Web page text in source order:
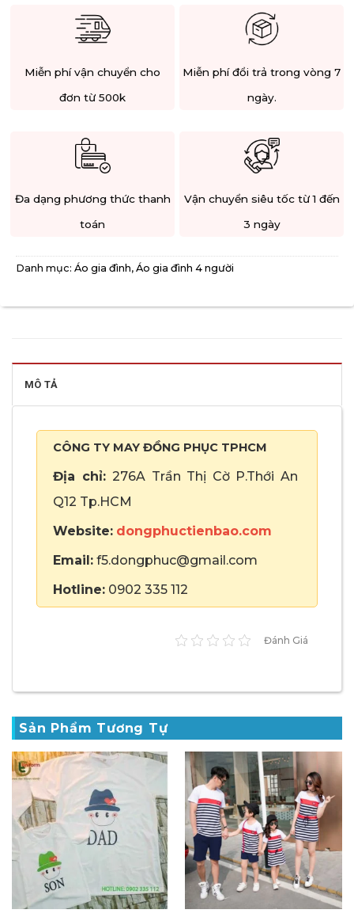
Miễn phí vận chuyển cho
đơn từ 500k
Miễn phí đổi trả trong vòng 7
ngày.
Đa dạng phương thức thanh
toán
Vận chuyển siêu tốc từ 1 đến
3 ngày
Danh mục: Áo gia đình, Áo gia đình 4 người
MÔ TẢ
CÔNG TY MAY ĐỒNG PHỤC TPHCM
Địa chỉ:276A Trần Thị Cờ P.Thới An
Q12 Tp.HCM
Website: dongphuctienbao.com
Email: f5.dongphuc@gmail.com
Hotline: 0902 335 112
Đánh Giá
Sản Phẩm Tương Tự